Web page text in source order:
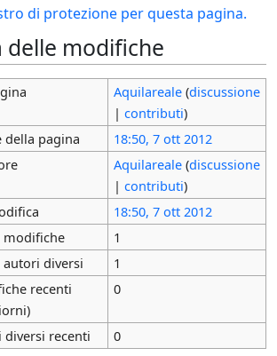
di protezione per questa pagina.
delle modifiche
Aquilareale (discussione
| contributi)
della pagina
18:50, 7 ott 2012
Aquilareale (discussione
| contributi)
18:50, 7 ott 2012
modifiche
1
diversi
1
recenti
0
recenti 0